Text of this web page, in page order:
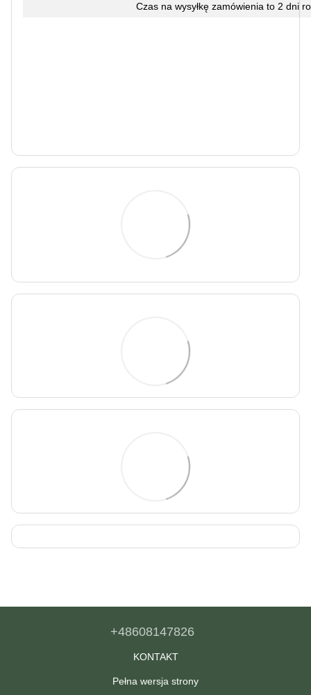
Czas na wysyłkę zamówienia to 2 dni
+48608147826
KONTAKT
Pełna wersja strony